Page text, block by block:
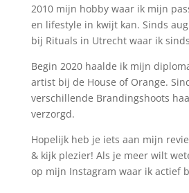
2010 mijn hobby waar ik mijn
en lifestyle in kwijt kan. Sinds
bij Rituals in Utrecht waar ik
Begin 2020 haalde ik mijn
artist bij de House of Orange.
verschillende Brandingshoots
verzorgd.
Hopelijk heb je iets aan mijn
& kijk plezier! Als je meer wilt
op mijn Instagram waar ik actief